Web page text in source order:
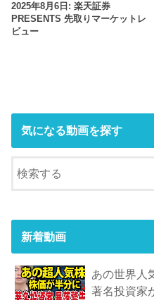
2025年8月6日: 楽天証券
PRESENTS 先取りマーケットレ
ビュー
気になる動画を探す
新着動画
あの世界人
著名投資家